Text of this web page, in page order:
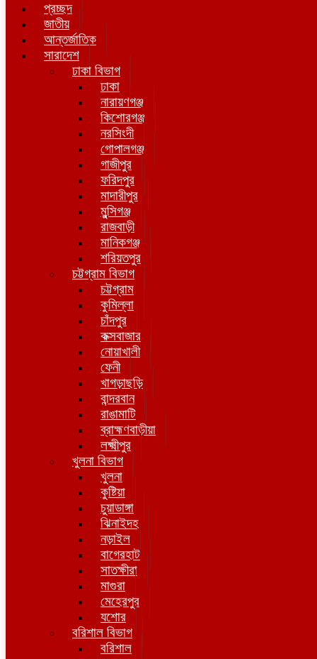
প্রচ্ছদ
জাতীয়
আন্তর্জাতিক
সারাদেশ
ঢাকা বিভাগ
ঢাকা
নারায়ণগঞ্জ
কিশোরগঞ্জ
নরসিংদী
গোপালগঞ্জ
গাজীপুর
ফরিদপুর
মাদারীপুর
মুন্সিগঞ্জ
রাজবাড়ী
মানিকগঞ্জ
শরিয়তপুর
চট্টগ্রাম বিভাগ
চট্টগ্রাম
কুমিল্লা
চাঁদপুর
কক্সবাজার
নোয়াখালী
ফেনী
খাগড়াছড়ি
বান্দরবান
রাঙামাটি
ব্রাহ্মণবাড়ীয়া
লক্ষ্মীপুর
খুলনা বিভাগ
খুলনা
কুষ্টিয়া
চুয়াডাঙ্গা
ঝিনাইদহ
নড়াইল
বাগেরহাট
সাতক্ষীরা
মাগুরা
মেহেরপুর
যশোর
বরিশাল বিভাগ
বরিশাল